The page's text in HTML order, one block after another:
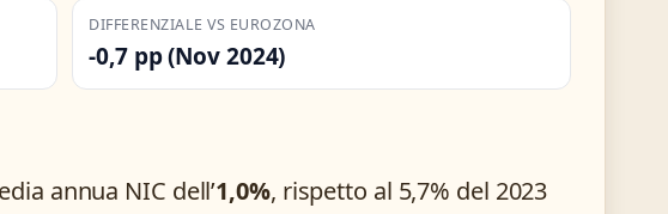
DIFFERENZIALE VS EUROZONA
-0,7 pp (Nov 2024)
annua NIC dell’1,0%, rispetto al 5,7% del 2023